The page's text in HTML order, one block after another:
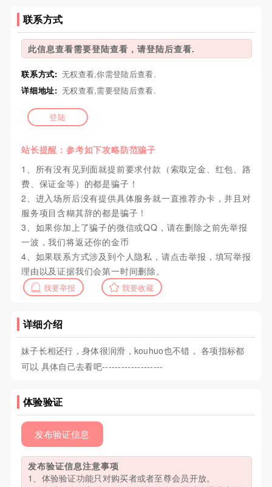
联系方式
此信息查看需要登陆查看，请登陆后查看.
联系方式: 无权查看,你需登陆后查看.
详细地址: 无权查看,需要登陆后查看.
登陆
站长提醒：参考如下攻略防范骗子
1、所有没有见到面就提前要求付款（索取定金、红包、路
费、保证金等）的都是骗子！
2、进入场所后没有提供具体服务就一直推荐办卡，并且对
服务项目含糊其辞的都是骗子！
3、如果你加上了骗子的微信或QQ，请在删除之前先举报
一波，我们将返还你的金币
4、如果联系方式涉及到个人隐私，请点击举报，填写举报
理由以及证据我们会第一时间删除。
我要举报 我要收藏
详细介绍
妹子长相还行，身体很润滑，kouhuo也不错， 各项指标都
可以 具体自己去看吧-------------------
体验验证
发布验证信息
发布验证信息注意事项
1、体验验证功能只对购买者或者至尊会员开放。